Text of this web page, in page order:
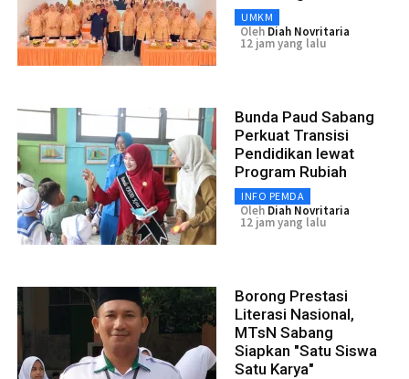
UMKM
Oleh Diah Novritaria
12 jam yang lalu
Bunda Paud Sabang
Perkuat Transisi
Pendidikan lewat
Program Rubiah
INFO PEMDA
Oleh Diah Novritaria
12 jam yang lalu
Borong Prestasi
Literasi Nasional,
MTsN Sabang
Siapkan "Satu Siswa
Satu Karya"